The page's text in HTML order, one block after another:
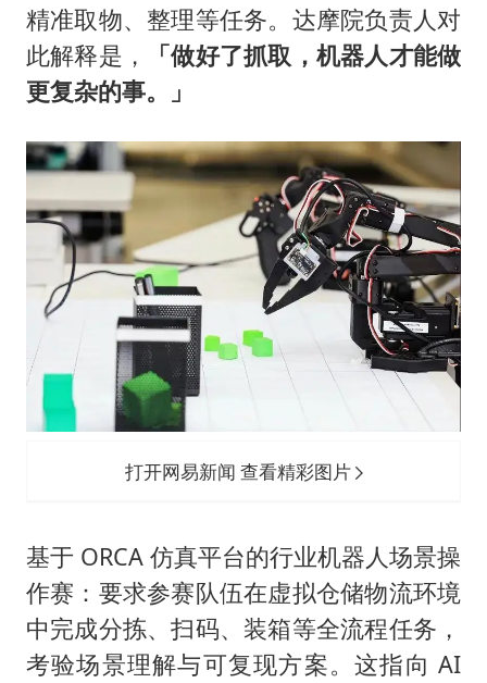
精准取物、整理等任务。达摩院负责人对
此解释是，
「做好了抓取，机器人才能做
更复杂的事。」
打开网易新闻 查看精彩图片
基于 ORCA 仿真平台的行业机器人场景操
作赛：要求参赛队伍在虚拟仓储物流环境
中完成分拣、扫码、装箱等全流程任务，
考验场景理解与可复现方案。这指向 AI